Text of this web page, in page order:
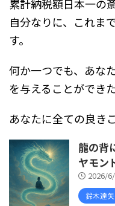
累計納税額日本一の
自分なりに、これま
す。
何か一つでも、あな
を与えることができ
あなたに全ての良き
龍の背
ヤモン
2026/
鈴木達矢